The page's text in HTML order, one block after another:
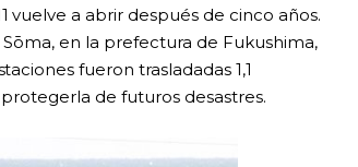
vuelve a abrir después de cinco años.
en la prefectura de Fukushima,
fueron trasladadas 1,1
de futuros desastres.